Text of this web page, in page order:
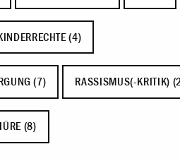
(4)
(7) RASSISMUS(-KRITIK)
(8)